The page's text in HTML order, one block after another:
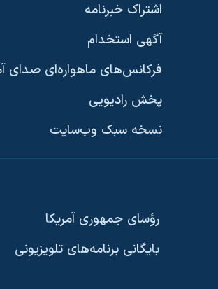
اشتراک خبرنامه
آگهی استخدام
فرکانس‌های ماهواره‌ای صدای
پخش رادیویی
نسخه سبک وب‌سایت
رؤسای جمهوری آمریکا
بایگانی برنامه‌های تلویزیونی